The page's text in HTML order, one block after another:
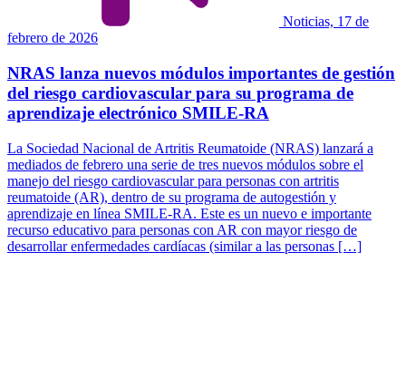
Noticias, 17 de
febrero de 2026
NRAS lanza nuevos módulos importantes de gestión
del riesgo cardiovascular para su programa de
aprendizaje electrónico SMILE-RA
La Sociedad Nacional de Artritis Reumatoide (NRAS) lanzará a
mediados de febrero una serie de tres nuevos módulos sobre el
manejo del riesgo cardiovascular para personas con artritis
reumatoide (AR), dentro de su programa de autogestión y
aprendizaje en línea SMILE-RA. Este es un nuevo e importante
recurso educativo para personas con AR con mayor riesgo de
desarrollar enfermedades cardíacas (similar a las personas […]